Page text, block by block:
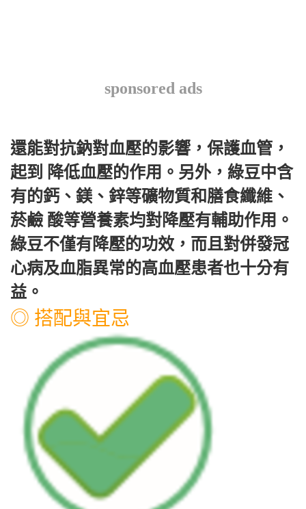
sponsored ads
還能對抗鈉對血壓的影響，保護血管，
起到 降低血壓的作用。另外，綠豆中含
有的鈣、鎂、鋅等礦物質和膳食纖維、
菸鹼 酸等營養素均對降壓有輔助作用。
綠豆不僅有降壓的功效，而且對併發冠
心病及血脂異常的高血壓患者也十分有
益。
◎ 搭配與宜忌